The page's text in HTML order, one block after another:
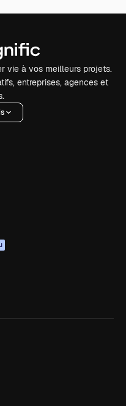
vie à vos meilleurs projets.
entreprises, agences et